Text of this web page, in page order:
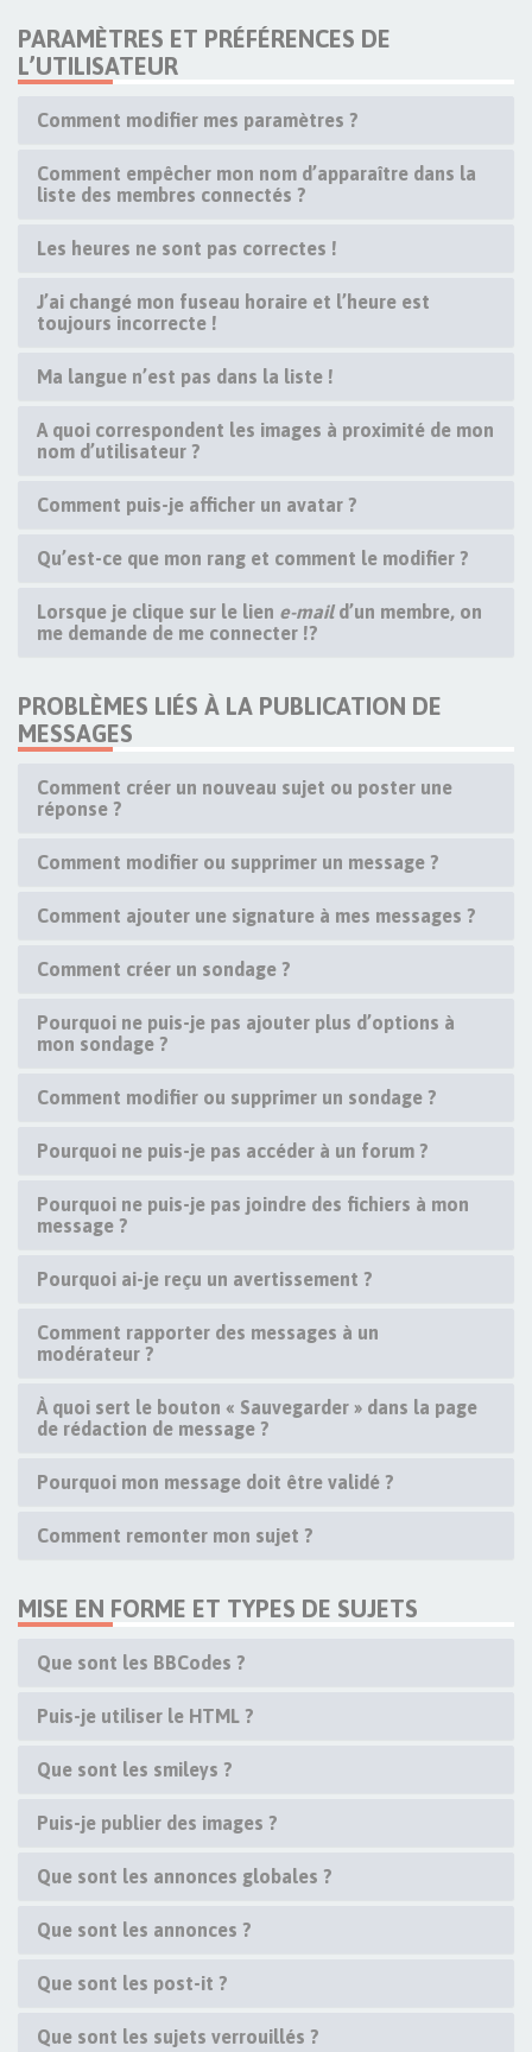
PARAMÈTRES ET PRÉFÉRENCES DE
L’UTILISATEUR
Comment modifier mes paramètres ?
Comment empêcher mon nom d’apparaître dans la
liste des membres connectés ?
Les heures ne sont pas correctes !
J’ai changé mon fuseau horaire et l’heure est
toujours incorrecte !
Ma langue n’est pas dans la liste !
A quoi correspondent les images à proximité de mon
nom d’utilisateur ?
Comment puis-je afficher un avatar ?
Qu’est-ce que mon rang et comment le modifier ?
Lorsque je clique sur le lien e-maild’un membre, on
me demande de me connecter !?
PROBLÈMES LIÉS À LA PUBLICATION DE
MESSAGES
Comment créer un nouveau sujet ou poster une
réponse ?
Comment modifier ou supprimer un message ?
Comment ajouter une signature à mes messages ?
Comment créer un sondage ?
Pourquoi ne puis-je pas ajouter plus d’options à
mon sondage ?
Comment modifier ou supprimer un sondage ?
Pourquoi ne puis-je pas accéder à un forum ?
Pourquoi ne puis-je pas joindre des fichiers à mon
message ?
Pourquoi ai-je reçu un avertissement ?
Comment rapporter des messages à un
modérateur ?
À quoi sert le bouton « Sauvegarder » dans la page
de rédaction de message ?
Pourquoi mon message doit être validé ?
Comment remonter mon sujet ?
MISE EN FORME ET TYPES DE SUJETS
Que sont les BBCodes ?
Puis-je utiliser le HTML ?
Que sont les smileys ?
Puis-je publier des images ?
Que sont les annonces globales ?
Que sont les annonces ?
Que sont les post-it ?
Que sont les sujets verrouillés ?